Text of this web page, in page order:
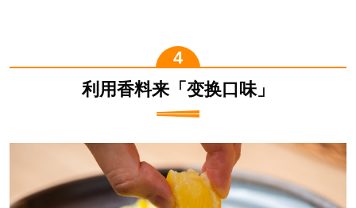
利用香料来「变换口味」